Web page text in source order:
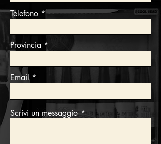
Telefono
Provincia
Email
Scrivi un messaggio